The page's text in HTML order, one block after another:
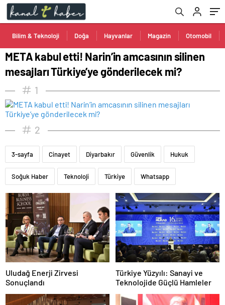
Bilim & Teknoloji Doğa Hayvanlar Magazin Otomobil
META kabul etti! Narin’in amcasının silinen
mesajları Türkiye’ye gönderilecek mi?
1
2
3-sayfa Cinayet Diyarbakır Güvenlik Hukuk
Soğuk Haber Teknoloji Türkiye Whatsapp
Uludağ Enerji Zirvesi
Sonuçlandı
Türkiye Yüzyılı: Sanayi ve
Teknolojide Güçlü Hamleler